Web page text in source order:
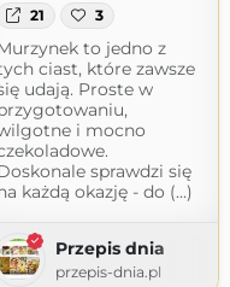
21 3
to jedno z
ciast, które zawsze
udają. Proste w
i mocno
sprawdzi się
każdą okazję - do (...)
Przepis dnia
przepis-dnia.pl